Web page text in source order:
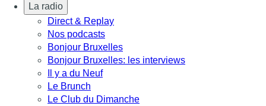
La radio
Direct & Replay
Nos podcasts
Bonjour Bruxelles
Bonjour Bruxelles: les interviews
Il y a du Neuf
Le Brunch
Le Club du Dimanche